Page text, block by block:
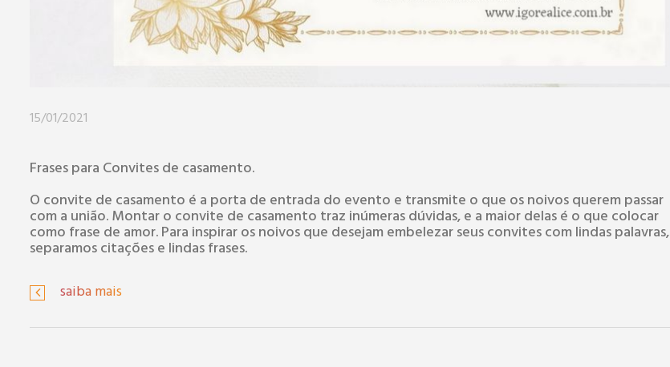
15/01/2021
Frases para Convites de casamento.
O convite de casamento é a porta de entrada do evento e transmite o que os noivos querem passar
com a união. Montar o convite de casamento traz inúmeras dúvidas, e a maior delas é o que colocar
como frase de amor. Para inspirar os noivos que desejam embelezar seus convites com lindas palavras,
separamos citações e lindas frases.
saiba mais